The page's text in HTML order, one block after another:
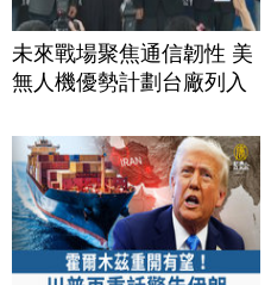
未來戰場聚焦通信韌性 美
無人機優勢計劃台廠列入